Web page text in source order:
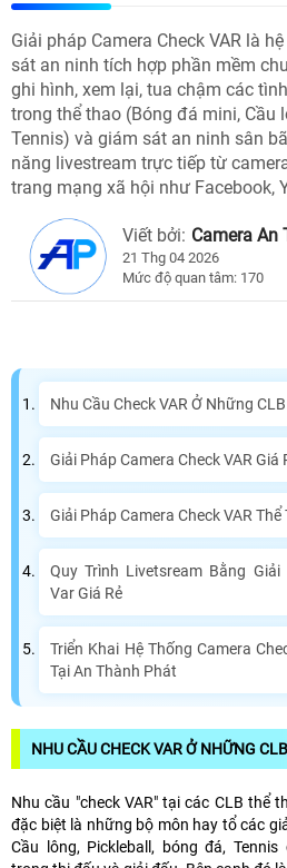
Giải pháp Camera Check VAR là
sát an ninh tích hợp phần mềm
ghi hình, xem lại, tua chậm các
trong thể thao (Bóng đá mini, Cầu
Tennis) và giám sát an ninh sân
năng livestream trực tiếp từ
trang mạng xã hội như Facebook,
Viết bởi: Camera An
21 Thg 04 2026
Mức độ quan tâm: 170
Nhu Cầu Check VAR Ở Những
Giải Pháp Camera Check VAR Giá
Giải Pháp Camera Check VAR
Quy Trình Livetsream Bằng Giải
Var Giá Rẻ
Triển Khai Hệ Thống Camera
Tại An Thành Phát
NHU CẦU CHECK VAR Ở NHỮNG
Nhu cầu "check VAR" tại các CLB thể
đặc biệt là những bộ môn hay tổ các
Cầu lông, Pickleball, bóng đá,